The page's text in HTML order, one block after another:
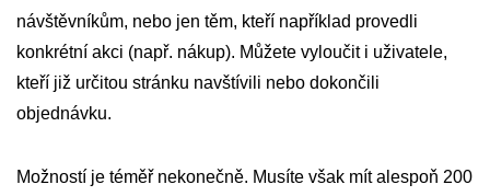
návštěvníkům, nebo jen těm, kteří například provedli
konkrétní akci (např. nákup). Můžete vyloučit i uživatele,
kteří již určitou stránku navštívili nebo dokončili
objednávku.
Možností je téměř nekonečně. Musíte však mít alespoň 200